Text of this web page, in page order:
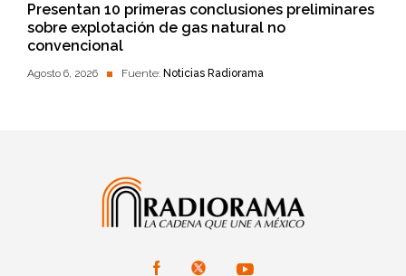
Presentan 10 primeras conclusiones preliminares
sobre explotación de gas natural no
convencional
Agosto 6, 2026 Fuente: Noticias Radiorama